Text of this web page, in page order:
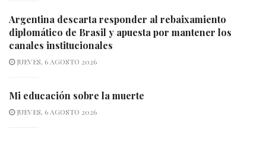
Argentina descarta responder al rebaixamiento
diplomático de Brasil y apuesta por mantener los
canales institucionales
JUEVES, 6 AGOSTO 2026
Mi educación sobre la muerte
JUEVES, 6 AGOSTO 2026